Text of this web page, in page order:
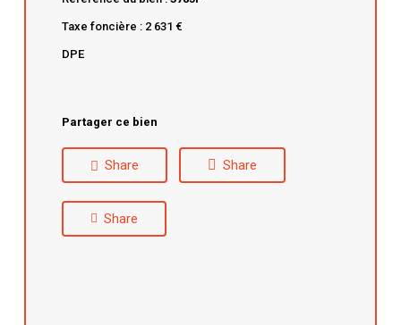
Taxe foncière : 2 631 €
DPE
Partager ce bien
Share Share
Share